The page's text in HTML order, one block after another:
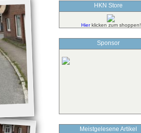
HKN Store
Hierklicken zum shoppen!
Sponsor
Meistgelesene Artikel